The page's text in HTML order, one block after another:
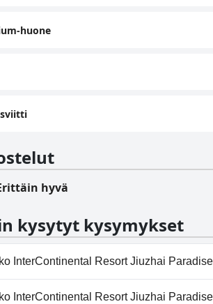
huone
hyvä
kysytyt kysymykset
InterContinental Resort Jiuzhai
Resort Jiuzhai Paradise
InterContinental Resort Jiuzhai